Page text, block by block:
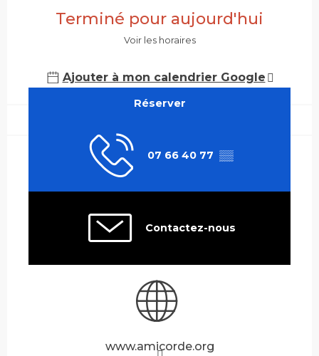
Terminé pour aujourd'hui
Voir les horaires
Ajouter à mon calendrier Google
Réserver
07 66 40 77 ▒▒
Contactez-nous
www.amicorde.org